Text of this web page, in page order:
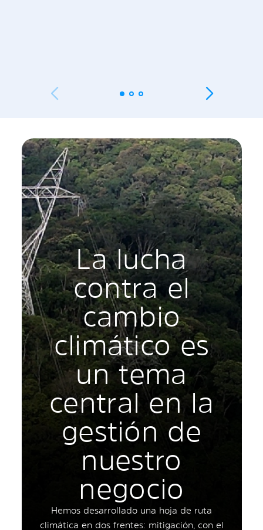
La lucha
contra el
cambio
climático es
un tema
central en la
gestión de
nuestro
negocio
Hemos desarrollado una hoja de ruta
climática en dos frentes: mitigación, con el